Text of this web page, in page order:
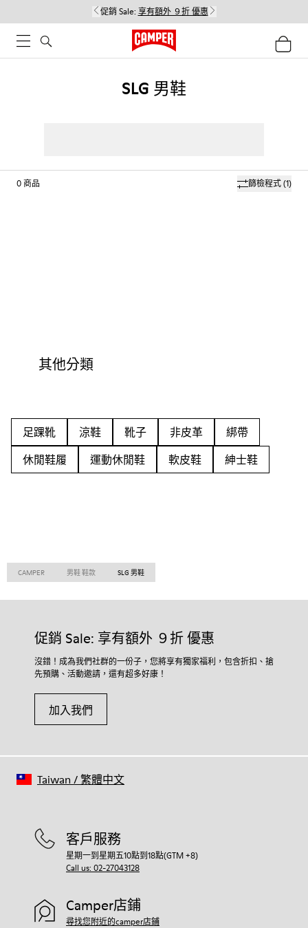
促銷 Sale: 享有額外 ９折 優惠
SLG 男鞋
篩檢程式(1)
0商品
其他分類
足踝靴 涼鞋 靴子 非皮革
綁帶
休閒鞋履
運動休閒鞋 軟皮鞋 紳士鞋
CAMPER 男鞋 鞋款 SLG 男鞋
促銷 Sale: 享有額外 ９折 優惠
沒錯！成為我們社群的一份子，您將享有獨家福利，包含折扣、搶
先預購、活動邀請，還有超多好康！
加入我們
客戶服務
星期一到星期五10點到18點(GTM +8)
Call us: 02-27043128
Camper店鋪
尋找您附近的camper店鋪
Taiwan /繁體中文